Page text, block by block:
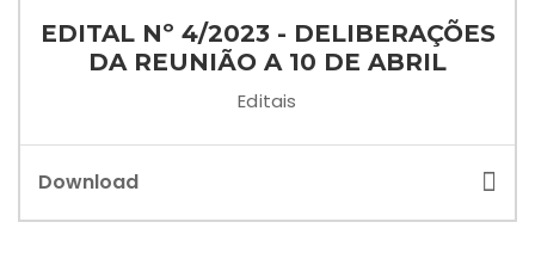
EDITAL Nº 4/2023 - DELIBERAÇÕES
DA REUNIÃO A 10 DE ABRIL
Editais
Download